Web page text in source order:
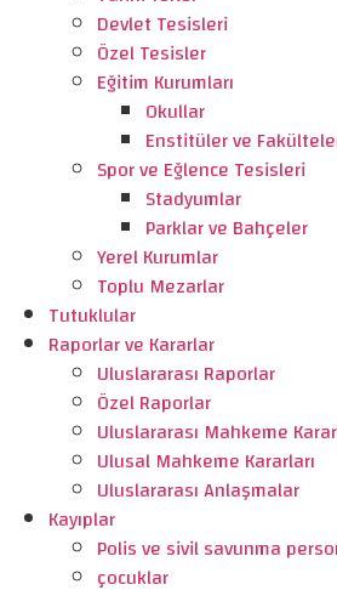
Devlet Tesisleri
Özel Tesisler
Eğitim Kurumları
Okullar
Enstitüler ve
Spor ve Eğlence Tesisleri
Stadyumlar
Parklar ve Bahçeler
Yerel Kurumlar
Toplu Mezarlar
Tutuklular
Raporlar ve Kararlar
Uluslararası Raporlar
Özel Raporlar
Uluslararası Mahkeme
Ulusal Mahkeme Kararları
Uluslararası Anlaşmalar
Kayıplar
Polis ve sivil savunma
çocuklar